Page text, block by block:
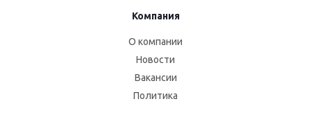
Компания
О компании
Новости
Вакансии
Политика